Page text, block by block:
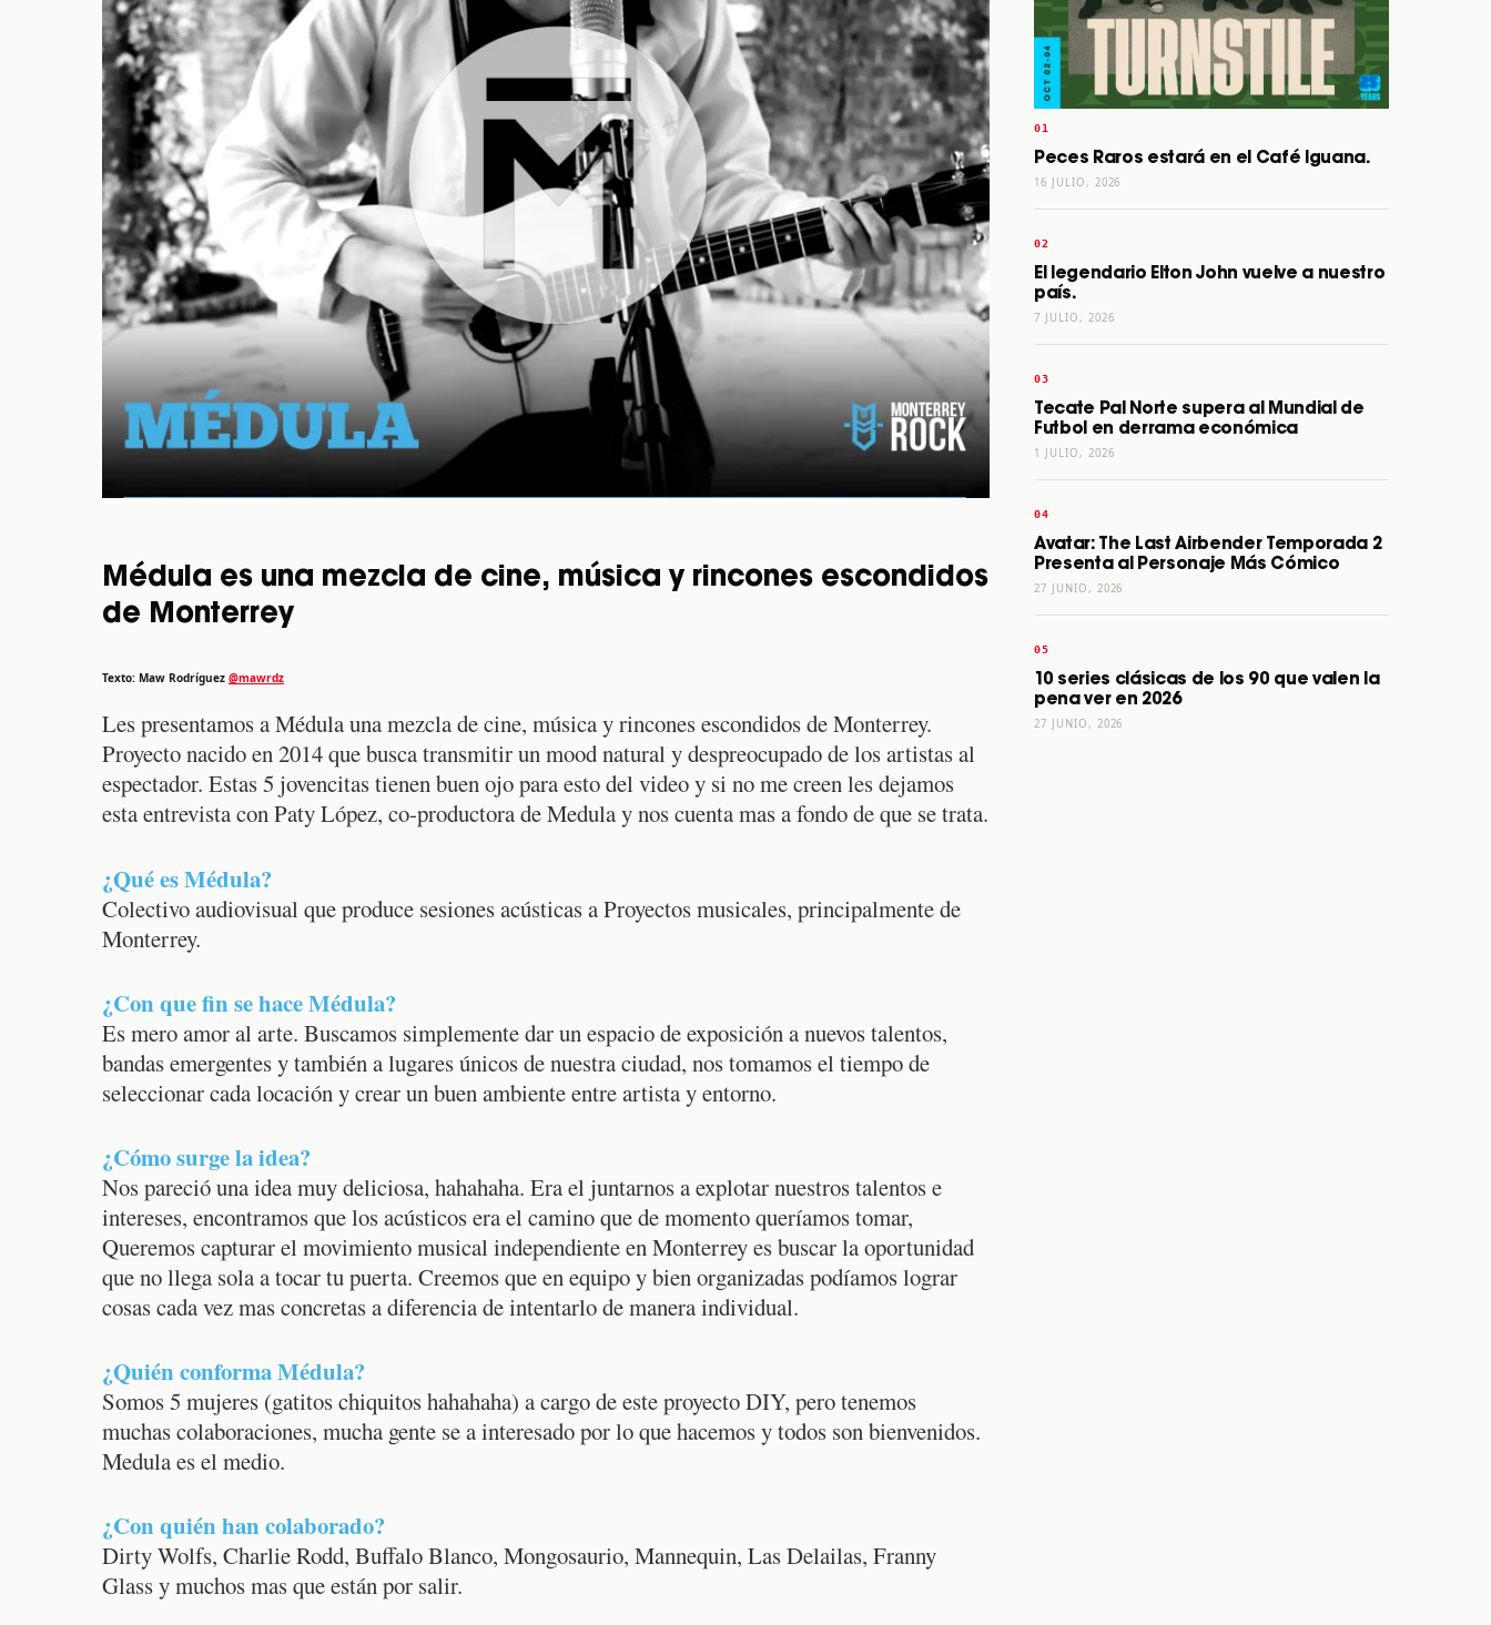
Médula es una mezcla de cine, música y rincones escondidos
de Monterrey
Texto: Maw Rodríguez @mawrdz
Les presentamos a Médula una mezcla de cine, música y rincones escondidos de Monterrey.
Proyecto nacido en 2014 que busca transmitir un mood natural y despreocupado de los artistas al
espectador. Estas 5 jovencitas tienen buen ojo para esto del video y si no me creen les dejamos
esta entrevista con Paty López, co-productora de Medula y nos cuenta mas a fondo de que se trata.
¿Qué es Médula?
Colectivo audiovisual que produce sesiones acústicas a Proyectos musicales, principalmente de
Monterrey.
¿Con que fin se hace Médula?
Es mero amor al arte. Buscamos simplemente dar un espacio de exposición a nuevos talentos,
bandas emergentes y también a lugares únicos de nuestra ciudad, nos tomamos el tiempo de
seleccionar cada locación y crear un buen ambiente entre artista y entorno.
¿Cómo surge la idea?
Nos pareció una idea muy deliciosa, hahahaha. Era el juntarnos a explotar nuestros talentos e
intereses, encontramos que los acústicos era el camino que de momento queríamos tomar,
Queremos capturar el movimiento musical independiente en Monterrey es buscar la oportunidad
que no llega sola a tocar tu puerta. Creemos que en equipo y bien organizadas podíamos lograr
cosas cada vez mas concretas a diferencia de intentarlo de manera individual.
¿Quién conforma Médula?
Somos 5 mujeres (gatitos chiquitos hahahaha) a cargo de este proyecto DIY, pero tenemos
muchas colaboraciones, mucha gente se a interesado por lo que hacemos y todos son bienvenidos.
Medula es el medio.
¿Con quién han colaborado?
Dirty Wolfs, Charlie Rodd, Buffalo Blanco, Mongosaurio, Mannequin, Las Delailas, Franny
Glass y muchos mas que están por salir.
Peces Raros estará en el Café Iguana.
16 JULIO, 2026
El legendario Elton John vuelve a nuestro
país.
7 JULIO, 2026
Tecate Pal Norte supera al Mundial de
Futbol en derrama económica
1 JULIO, 2026
Avatar: The Last Airbender Temporada 2
Presenta al Personaje Más Cómico
27 JUNIO, 2026
10 series clásicas de los 90 que valen la
pena ver en 2026
27 JUNIO, 2026